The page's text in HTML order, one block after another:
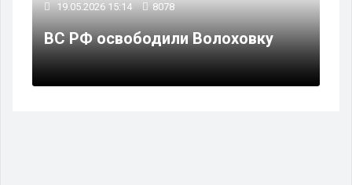
19.05.2026 15:14 8078
ВС РФ освободили Волоховку